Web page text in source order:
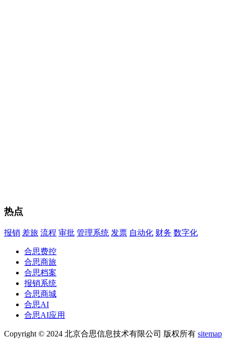
热点
报销 差旅 流程 审批 管理系统 发票 自动化 财务 数字化
合思费控
合思商旅
合思档案
报销系统
合思商城
合思AI
合思AI应用
Copyright © 2024 北京合思信息技术有限公司 版权所有 sitemap